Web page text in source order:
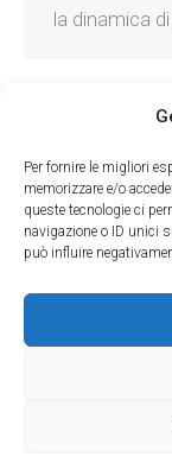
Per fornire le migliori
memorizzare e/o
queste tecnologie ci
navigazione o ID unici
può influire
la dinamica
LAC - Lega
-